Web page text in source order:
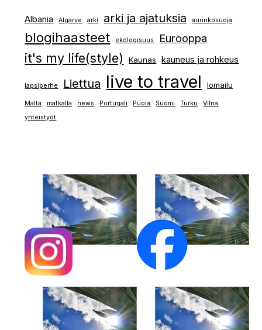
Albania Algarve arki arki ja ajatuksia aurinkosuoja
blogihaasteet ekologisuus Eurooppa
it's my life(style) Kaunas kauneus ja rohkeus
lapsiperhe Liettua live to travel lomailu
Malta matkalla news Portugali Puola Suomi Turku
Vilna
yhteistyöt